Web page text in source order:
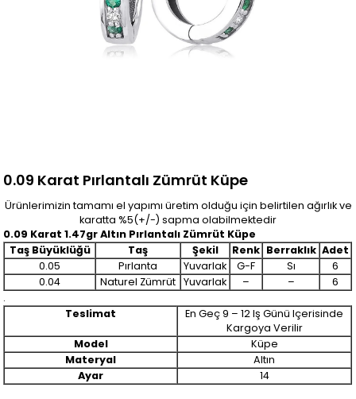
0.09 Karat Pırlantalı Zümrüt Küpe
Ürünlerimizin tamamı el yapımı üretim olduğu için belirtilen ağırlık ve
karatta %5(+/-) sapma olabilmektedir
0.09 Karat 1.47gr Altın Pırlantalı Zümrüt Küpe
Taş Büyüklüğü
Taş Şekil Renk Berraklık Adet
0.05
Pırlanta Yuvarlak G-F Sı
6
0.04
Naturel Zümrüt Yuvarlak – –
6
.
Teslimat
En Geç 9 – 12 Iş Günü Içerisinde
Kargoya Verilir
Model
Küpe
Materyal
Altın
Ayar
14